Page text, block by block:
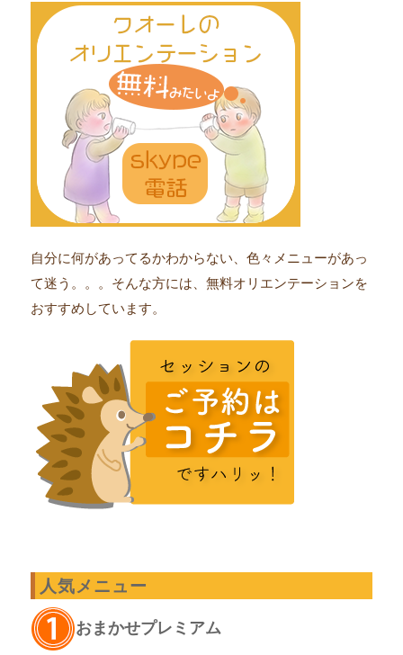
自分に何があってるかわからない、色々メニューがあっ
て迷う。。。そんな方には、無料オリエンテーションを
おすすめしています。
人気メニュー
おまかせプレミアム